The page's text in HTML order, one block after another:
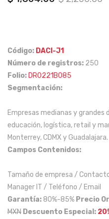
Código: DACI-J1
Número de registros: 250
Folio: DR0221B085
Segmentación:
Empresas medianas y
educación, logística, retail y
Monterrey, CDMX y Guadalajara.
Campos Contenidos:
Tamaño de empresa / Contacto
Manager IT / Teléfono / Email
Garantía: 80%-85% Precio
MXN Descuento Especial: